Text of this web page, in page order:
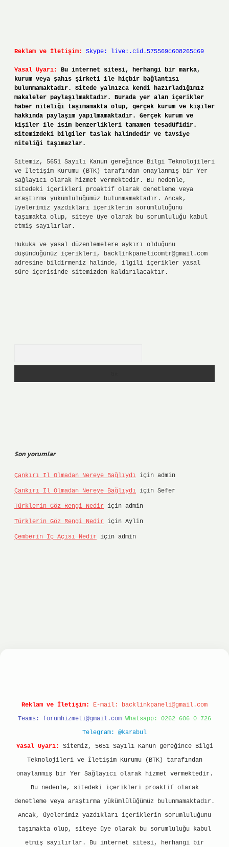
Reklam ve İletişim: Skype: live:.cid.575569c608265c69
Yasal Uyarı:
Bu internet sitesi, herhangi bir marka,
kurum veya şahıs şirketi ile hiçbir bağlantısı
bulunmamaktadır. Sitede yalnızca kendi hazırladığımız
makaleler paylaşılmaktadır. Burada yer alan içerikler
haber niteliği taşımamakta olup, gerçek kurum ve kişiler
hakkında paylaşım yapılmamaktadır. Gerçek kurum ve
kişiler ile isim benzerlikleri tamamen tesadüfidir.
Sitemizdeki bilgiler taslak halindedir ve tavsiye
niteliği taşımazlar.
Sitemiz, 5651 Sayılı Kanun gereğince Bilgi Teknolojileri
ve İletişim Kurumu (BTK) tarafından onaylanmış bir Yer
Sağlayıcı olarak hizmet vermektedir. Bu nedenle,
sitedeki içerikleri proaktif olarak denetleme veya
araştırma yükümlülüğümüz bulunmamaktadır. Ancak,
üyelerimiz yazdıkları içeriklerin sorumluluğunu
taşımakta olup, siteye üye olarak bu sorumluluğu kabul
etmiş sayılırlar.
Hukuka ve yasal düzenlemelere aykırı olduğunu
düşündüğünüz içerikleri, backlinkpanelicomtr@gmail.com
adresine bildirmeniz halinde, ilgili içerikler yasal
süre içerisinde sitemizden kaldırılacaktır.
Son yorumlar
Çankırı Il Olmadan Nereye Bağlıydı için admin
Çankırı Il Olmadan Nereye Bağlıydı için Sefer
Türklerin Göz Rengi Nedir için admin
Türklerin Göz Rengi Nedir için Aylin
Çemberin Iç Açısı Nedir için admin
Reklam ve İletişim: E-mail: backlinkpaneli@gmail.com
Teams: forumhizmeti@gmail.com Whatsapp: 0262 606 0 726
Telegram: @karabul
Yasal Uyarı:
Sitemiz, 5651 Sayılı Kanun gereğince Bilgi
Teknolojileri ve İletişim Kurumu (BTK) tarafından
onaylanmış bir Yer Sağlayıcı olarak hizmet vermektedir.
Bu nedenle, sitedeki içerikleri proaktif olarak
denetleme veya araştırma yükümlülüğümüz bulunmamaktadır.
Ancak, üyelerimiz yazdıkları içeriklerin sorumluluğunu
taşımakta olup, siteye üye olarak bu sorumluluğu kabul
etmiş sayılırlar. Bu internet sitesi, herhangi bir